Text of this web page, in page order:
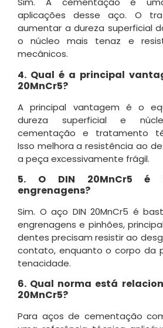
aplicações desse aço. O
aumentar a dureza superficial
o núcleo mais tenaz e
mecânicos.
4. Qual é a principal
20MnCr5?
A principal vantagem é o
dureza superficial e
cementação e tratamento
Isso melhora a resistência ao
a peça excessivamente frágil.
5. O DIN 20MnCr5 é
engrenagens?
Sim. O aço DIN 20MnCr5 é
engrenagens e pinhões,
dentes precisam resistir ao
contato, enquanto o corpo da
tenacidade.
6. Qual norma está
20MnCr5?
Para aços de cementação